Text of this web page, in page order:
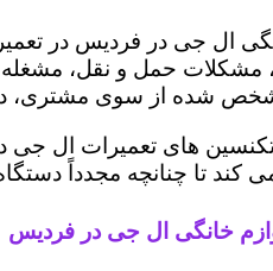
ال جی در فردیس در
مشکلات حمل و نقل،
مشخص شده از سوی مشتری،
های تعمیرات ال جی
می کند تا چنانچه مجدداً
خانگی ال جی در فردیس